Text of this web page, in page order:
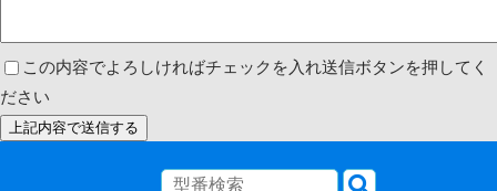
この内容でよろしければチェックを入れ送信ボタンを押してく
ださい